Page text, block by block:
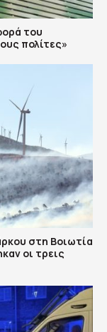
του
πολίτες»
στη Βοιωτία
οι τρεις